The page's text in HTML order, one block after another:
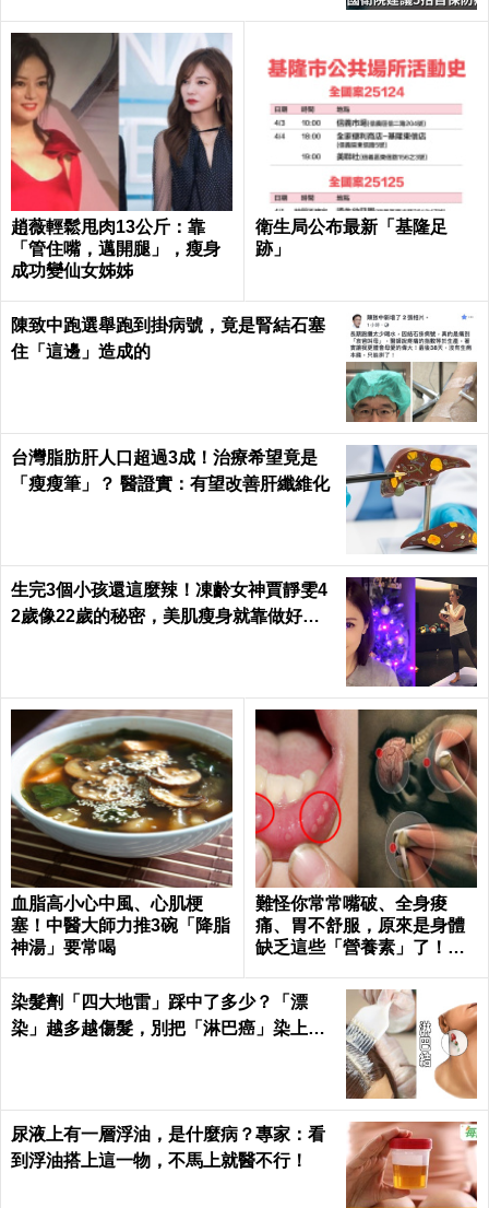
趙薇輕鬆甩肉13公斤：靠
「管住嘴，邁開腿」，瘦身
成功變仙女姊姊
衛生局公布最新「基隆足
跡」
陳致中跑選舉跑到掛病號，竟是腎結石塞
住「這邊」造成的
台灣脂肪肝人口超過3成！治療希望竟是
「瘦瘦筆」？ 醫證實：有望改善肝纖維化
生完3個小孩還這麼辣！凍齡女神賈靜雯4
2歲像22歲的秘密，美肌瘦身就靠做好這3
血脂高小心中風、心肌梗
塞！中醫大師力推3碗「降脂
神湯」要常喝
難怪你常常嘴破、全身痠
痛、胃不舒服，原來是身體
缺乏這些「營養素」了！｜
染髮劑「四大地雷」踩中了多少？「漂
染」越多越傷髮，別把「淋巴癌」染上
尿液上有一層浮油，是什麼病？專家：看
到浮油搭上這一物，不馬上就醫不行！